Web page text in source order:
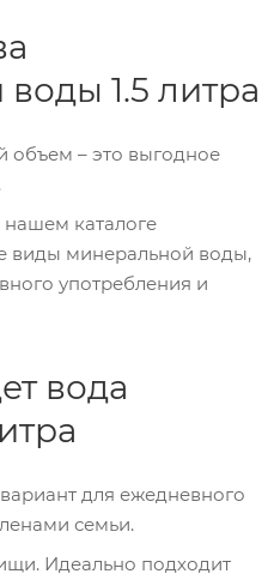
1.5 литра
объем – это выгодное
каталоге
виды минеральной воды,
употребления и
вода
для ежедневного
семьи.
Идеально подходит